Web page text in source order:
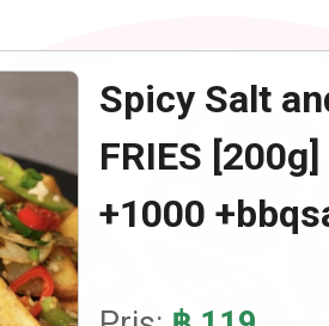
Spicy Salt
FRIES
+1000